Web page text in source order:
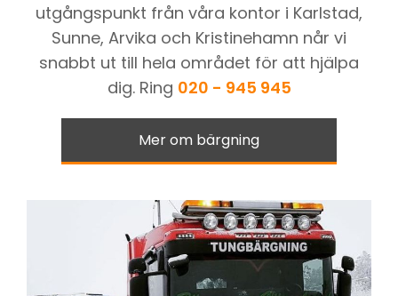
utgångspunkt från våra kontor i Karlstad,
Sunne, Arvika och Kristinehamn når vi
snabbt ut till hela området för att hjälpa
dig. Ring 020 - 945 945
Mer om bärgning